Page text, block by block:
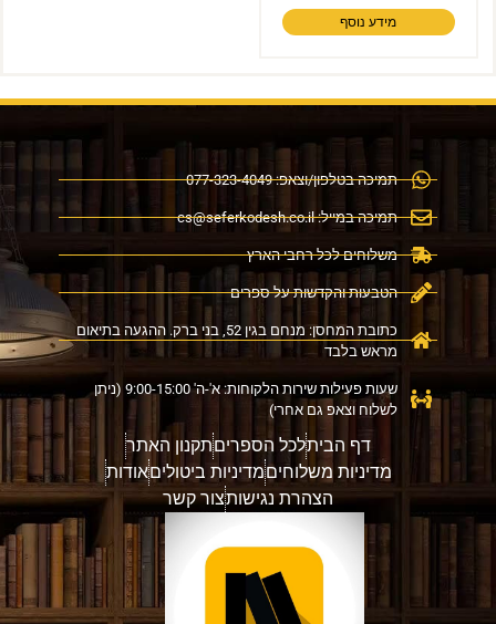
מידע נוסף
דף הביתלכל הספריםתקנון האתר
מדיניות משלוחיםמדיניות ביטוליםאודות
הצהרת נגישותצור קשר
תמיכה בטלפון/וצאפ: 077-323-4049
תמיכה במייל:cs@seferkodesh.co.il
משלוחים לכל רחבי הארץ
הטבעות והקדשות על ספרים
כתובת המחסן: מנחם בגין 52, בני ברק. ההגעה בתיאום
מראש בלבד
שעות פעילות שירות הלקוחות: א'-ה' 9:00-15:00 (ניתן
לשלוח וצאפ גם אחרי)